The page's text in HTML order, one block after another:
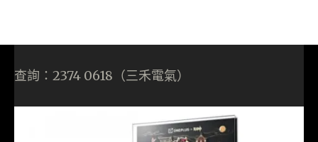
查詢：2374 0618（三禾電氣）